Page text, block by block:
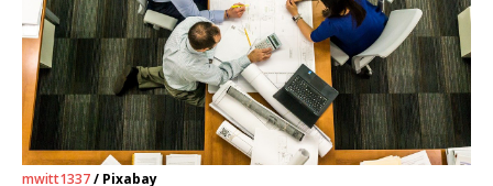
mwitt1337/ Pixabay